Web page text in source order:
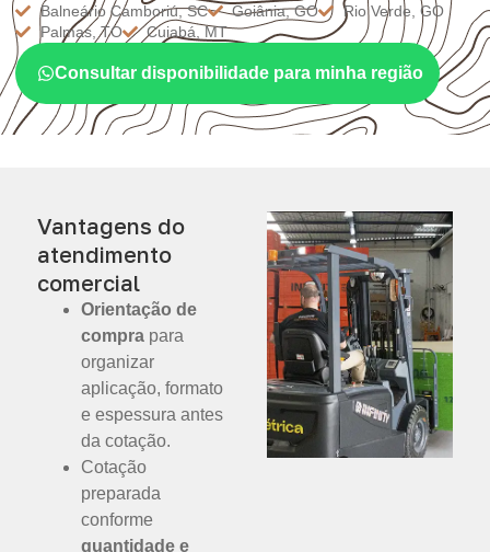
Balneário Camboriú, SC
Goiânia, GO
Rio Verde, GO
Palmas, TO
Cuiabá, MT
Consultar disponibilidade para minha região
Vantagens do
atendimento
comercial
Orientação de
compra para
organizar
aplicação, formato
e espessura antes
da cotação.
Cotação
preparada
conforme
quantidade e